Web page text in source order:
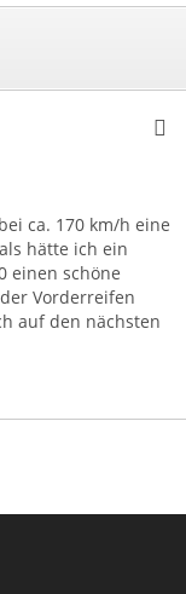
ca. 170 km/h eine
hätte ich ein
einen schöne
Vorderreifen
auf den nächsten